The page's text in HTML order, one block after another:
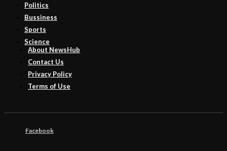
Politics
Bussiness
Sports
Science
About NewsHub
Contact Us
Privacy Policy
Terms of Use
Facebook